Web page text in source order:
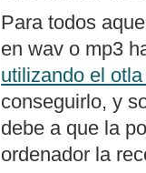
con un editor
Publicado
columnas bajo
con todos los
porción de
MSX). Permite
Para todos
en wav o mp3
utilizando el
conseguirlo, y
debe a que la
ordenador la